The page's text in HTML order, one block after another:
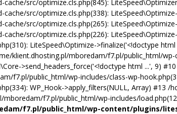
src/optimize.cls.php(845):
src/optimize.cls.php(338): LiteSpeed\Optimize-
src/optimize.cls.php(265):
src/optimize.cls.php(226):
LiteSpeed\Optimize->finalize('<!doctype
klient.dhosting.pl/mboredam/f7.pl/public_html/
>send_headers_force('<!doctype html ...', 9)
f7.pl/public_html/wp-includes/class-wp-
WP_Hook->apply_filters(NULL, Array) #13
f7.pl/public_html/wp-includes/
f7.pl/public_html/wp-content/plugins/